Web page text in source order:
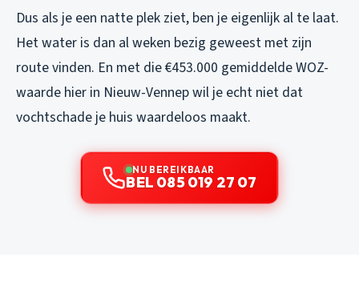
Dus als je een natte plek ziet, ben je eigenlijk al te laat.
Het water is dan al weken bezig geweest met zijn
route vinden. En met die €453.000 gemiddelde WOZ-
waarde hier in Nieuw-Vennep wil je echt niet dat
vochtschade je huis waardeloos maakt.
NU BEREIKBAAR
BEL 085 019 27 07